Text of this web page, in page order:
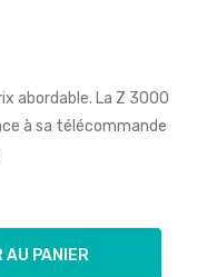
abordable. La Z 3000
à sa télécommande
AU PANIER